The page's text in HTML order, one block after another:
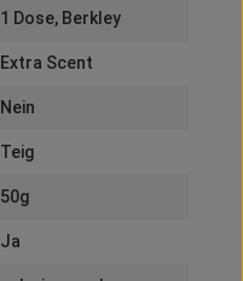
1 Dose, Berkley
Extra Scent
Nein
Teig
50g
Ja